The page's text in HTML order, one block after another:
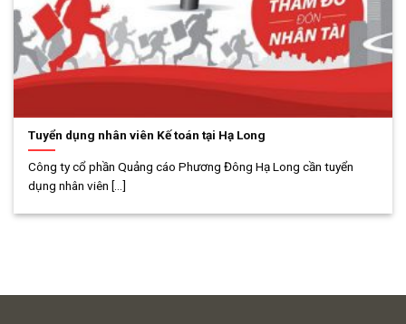
Tuyển dụng nhân viên Kế toán tại Hạ Long
Công ty cổ phần Quảng cáo Phương Đông Hạ Long cần tuyển
dụng nhân viên [...]